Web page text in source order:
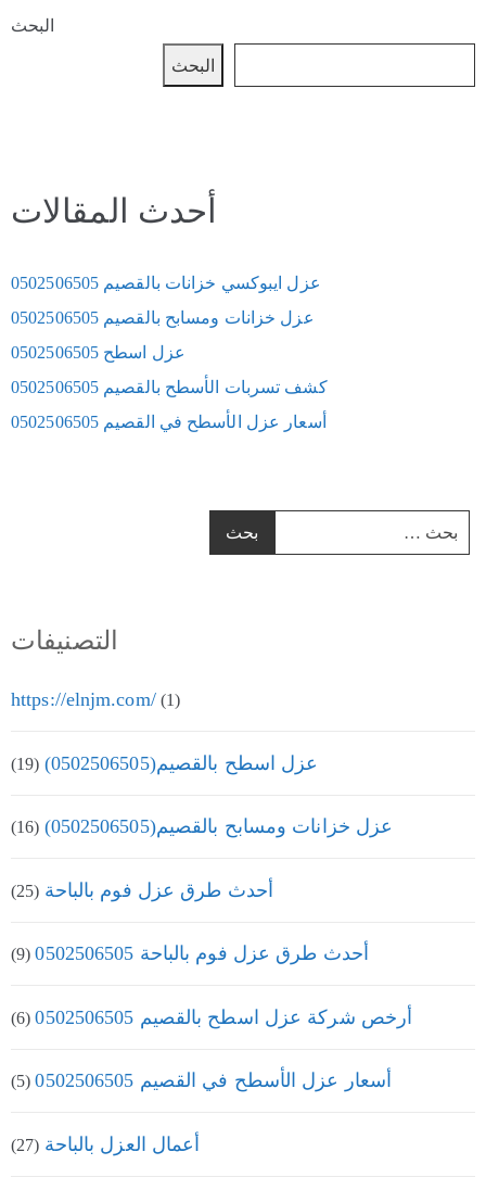
البحث
البحث
أحدث المقالات
عزل ايبوكسي خزانات بالقصيم 0502506505
عزل خزانات ومسابح بالقصيم 0502506505
عزل اسطح 0502506505
كشف تسربات الأسطح بالقصيم 0502506505
أسعار عزل الأسطح في القصيم 0502506505
التصنيفات
https://elnjm.com/(1)
عزل اسطح بالقصيم(0502506505) (19)
عزل خزانات ومسابح بالقصيم(0502506505) (16)
أحدث طرق عزل فوم بالباحة (25)
أحدث طرق عزل فوم بالباحة 0502506505 (9)
أرخص شركة عزل اسطح بالقصيم 0502506505 (6)
أسعار عزل الأسطح في القصيم 0502506505 (5)
أعمال العزل بالباحة (27)